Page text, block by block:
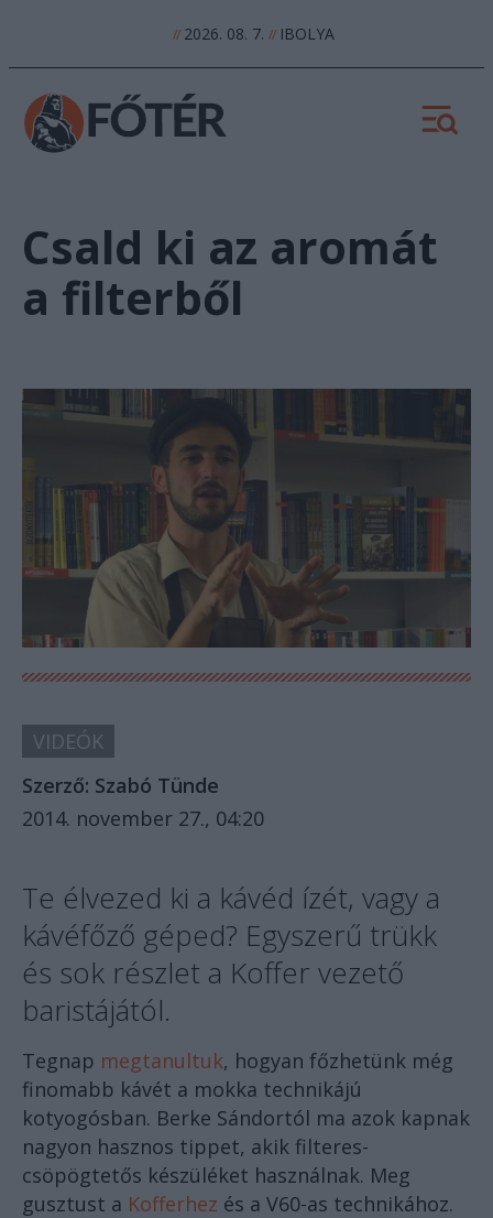
//2026. 08. 7. //IBOLYA
Csald ki az aromát
a filterből
VIDEÓK
Szerző: Szabó Tünde
2014. november 27., 04:20
Te élvezed ki a kávéd ízét, vagy a
kávéfőző géped? Egyszerű trükk
és sok részlet a Koffer vezető
baristájától.
Tegnap megtanultuk, hogyan főzhetünk még
finomabb kávét a mokka technikájú
kotyogósban. Berke Sándortól ma azok kapnak
nagyon hasznos tippet, akik filteres-
csöpögtetős készüléket használnak. Meg
gusztust a Kofferhez és a V60-as technikához.